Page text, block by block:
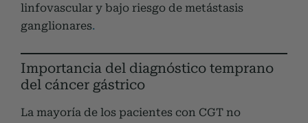
linfovascular y bajo riesgo de metástasis
ganglionares.
Importancia del diagnóstico temprano
del cáncer gástrico
La mayoría de los pacientes con CGT no